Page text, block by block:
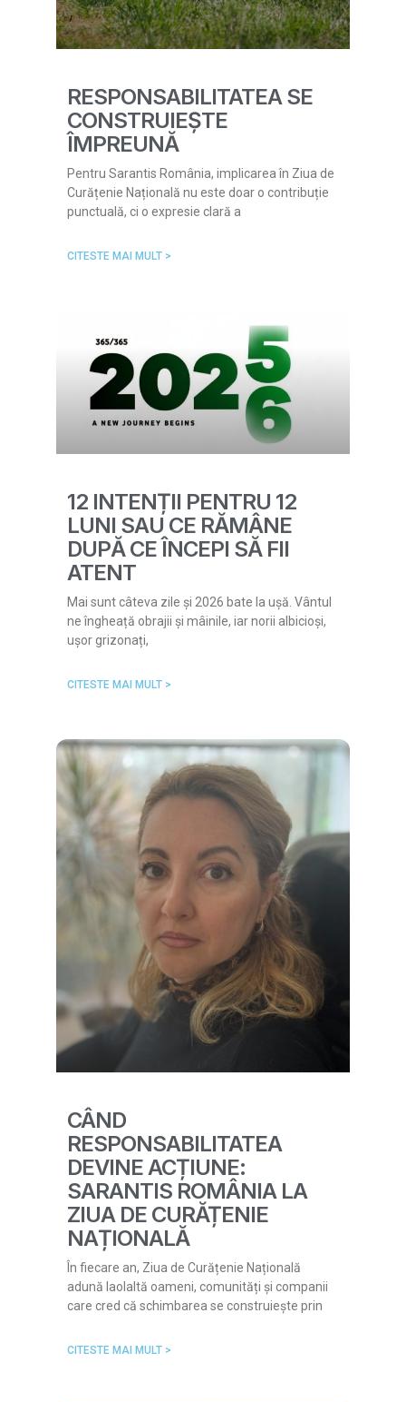
RESPONSABILITATEA SE
CONSTRUIEȘTE
ÎMPREUNĂ
Pentru Sarantis România, implicarea în Ziua de
Curățenie Națională nu este doar o contribuție
punctuală, ci o expresie clară a
CITESTE MAI MULT >
12 INTENȚII PENTRU 12
LUNI SAU CE RĂMÂNE
DUPĂ CE ÎNCEPI SĂ FII
ATENT
Mai sunt câteva zile și 2026 bate la ușă. Vântul
ne îngheață obrajii și mâinile, iar norii albicioși,
ușor grizonați,
CITESTE MAI MULT >
CÂND
RESPONSABILITATEA
DEVINE ACȚIUNE:
SARANTIS ROMÂNIA LA
ZIUA DE CURĂȚENIE
NAȚIONALĂ
În fiecare an, Ziua de Curățenie Națională
adună laolaltă oameni, comunități și companii
care cred că schimbarea se construiește prin
CITESTE MAI MULT >